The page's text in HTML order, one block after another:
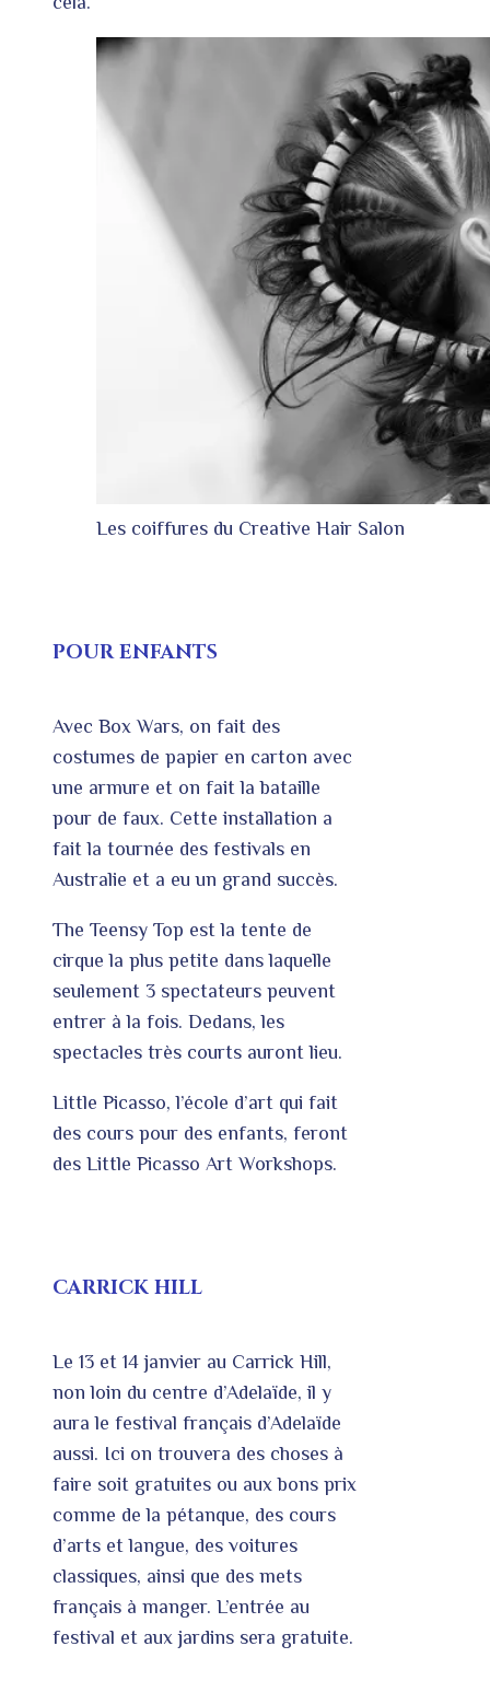
Les coiffures du Creative Hair Salon
POUR ENFANTS
Avec Box Wars, on fait des
costumes de papier en carton avec
une armure et on fait la bataille
pour de faux. Cette installation a
fait la tournée des festivals en
Australie et a eu un grand succès.
The Teensy Top est la tente de
cirque la plus petite dans laquelle
seulement 3 spectateurs peuvent
entrer à la fois. Dedans, les
spectacles très courts auront lieu.
Little Picasso, l’école d’art qui fait
des cours pour des enfants, feront
des Little Picasso Art Workshops.
CARRICK HILL
Le 13 et 14 janvier au Carrick Hill,
non loin du centre d’Adelaïde, il y
aura le festival français d’Adelaïde
aussi. Ici on trouvera des choses à
faire soit gratuites ou aux bons prix
comme de la pétanque, des cours
d’arts et langue, des voitures
classiques, ainsi que des mets
français à manger. L’entrée au
festival et aux jardins sera gratuite.